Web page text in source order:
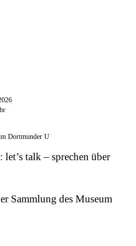
Dortmunder U
let’s talk – sprechen über
Sammlung des Museum